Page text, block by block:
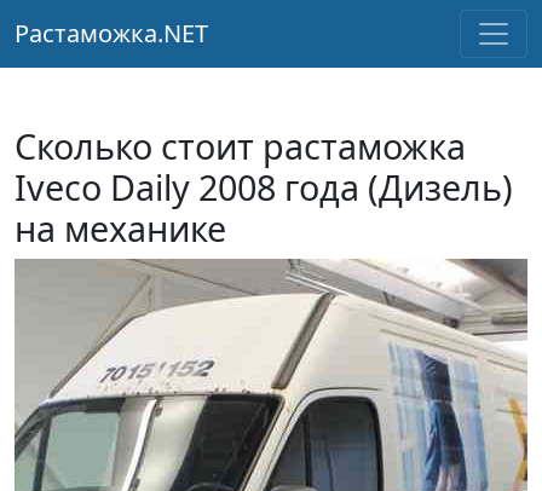
Растаможка.NET
Сколько стоит растаможка
Iveco Daily 2008 года (Дизель)
на механике